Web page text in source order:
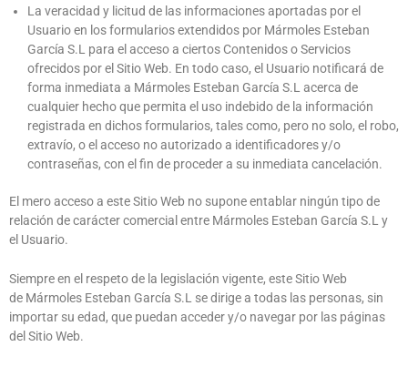
La veracidad y licitud de las informaciones aportadas por el
Usuario en los formularios extendidos por Mármoles Esteban
García S.L para el acceso a ciertos Contenidos o Servicios
ofrecidos por el Sitio Web. En todo caso, el Usuario notificará de
forma inmediata a Mármoles Esteban García S.L acerca de
cualquier hecho que permita el uso indebido de la información
registrada en dichos formularios, tales como, pero no solo, el robo,
extravío, o el acceso no autorizado a identificadores y/o
contraseñas, con el fin de proceder a su inmediata cancelación.
El mero acceso a este Sitio Web no supone entablar ningún tipo de
relación de carácter comercial entre Mármoles Esteban García S.L y
el Usuario.
Siempre en el respeto de la legislación vigente, este Sitio Web
de Mármoles Esteban García S.L se dirige a todas las personas, sin
importar su edad, que puedan acceder y/o navegar por las páginas
del Sitio Web.